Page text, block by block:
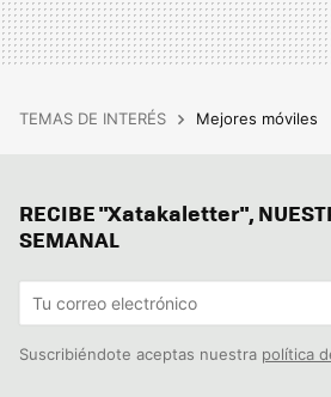
TEMAS DE INTERÉS Mejores móviles
RECIBE "Xatakaletter",
SEMANAL
Suscribiéndote aceptas nuestra política